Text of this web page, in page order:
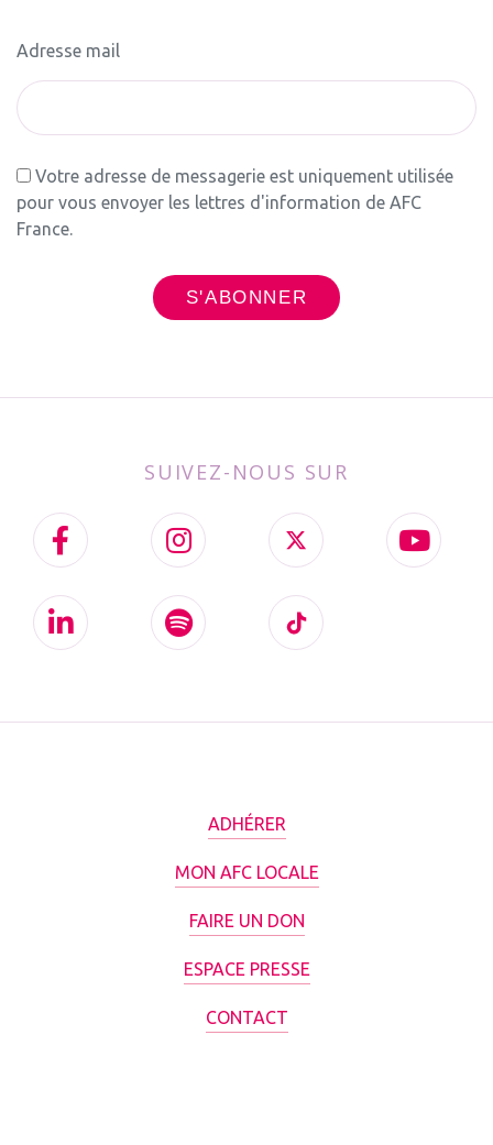
Adresse mail
Votre adresse de messagerie est uniquement utilisée
pour vous envoyer les lettres d'information de AFC
France.
SUIVEZ-NOUS SUR
ADHÉRER
MON AFC LOCALE
FAIRE UN DON
ESPACE PRESSE
CONTACT